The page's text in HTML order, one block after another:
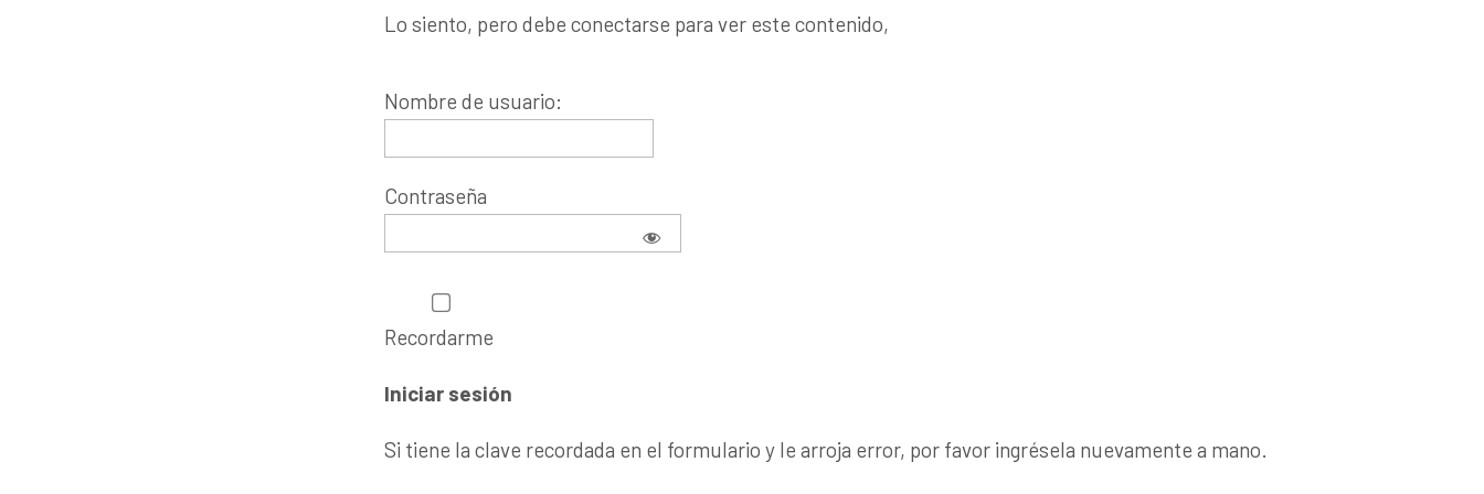
Lo siento, pero debe conectarse para ver este contenido,
Nombre de usuario:
Contraseña
Recordarme
Si tiene la clave recordada en el formulario y le arroja error, por favor ingrésela nuevamente a mano.